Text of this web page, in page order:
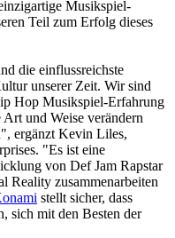
Musikspiel-
Teil zum Erfolg dieses
die einflussreichste
unserer Zeit. Wir sind
Hop Musikspiel-Erfahrung
und Weise verändern
ergänzt Kevin Liles,
"Es ist eine
von Def Jam Rapstar
Reality zusammenarbeiten
stellt sicher, dass
sich mit den Besten der